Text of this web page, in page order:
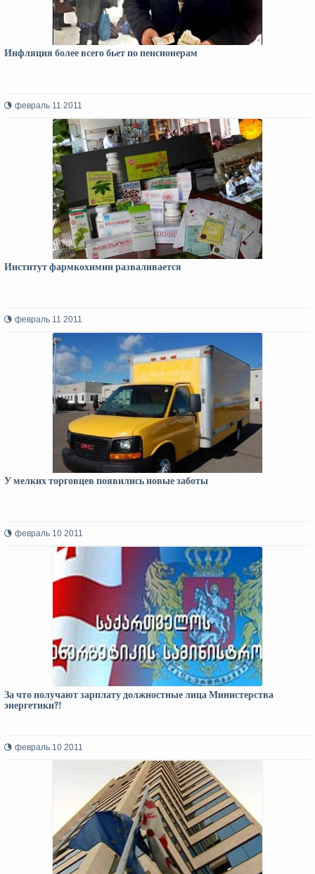
Инфляция более всего бьет по пенсионерам
февраль 11 2011
Институт фармкохимии разваливается
февраль 11 2011
У мелких торговцев появились новые заботы
февраль 10 2011
За что получают зарплату должностные лица Министерства
энергетики?!
февраль 10 2011